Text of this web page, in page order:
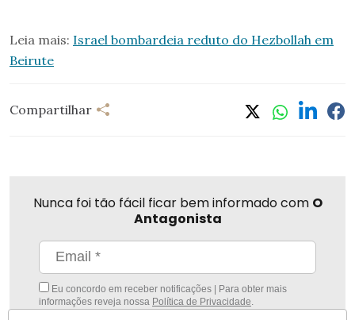
Leia mais: Israel bombardeia reduto do Hezbollah em
Beirute
Compartilhar
Nunca foi tão fácil ficar bem informado com O
Antagonista
Eu concordo em receber notificações | Para obter mais
informações reveja nossa Política de Privacidade.